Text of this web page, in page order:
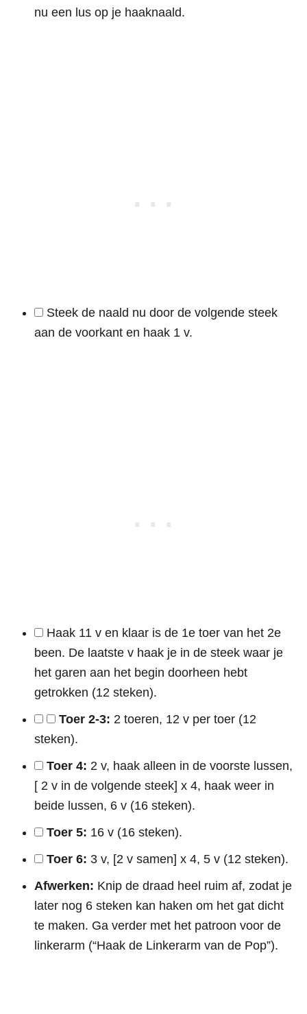
nu een lus op je haaknaald.
Steek de naald nu door de volgende steek
aan de voorkant en haak 1 v.
Haak 11 v en klaar is de 1e toer van het 2e
been. De laatste v haak je in de steek waar je
het garen aan het begin doorheen hebt
getrokken (12 steken).
Toer 2-3: 2 toeren, 12 v per toer (12
steken).
Toer 4: 2 v, haak alleen in de voorste lussen,
[ 2 v in de volgende steek] x 4, haak weer in
beide lussen, 6 v (16 steken).
Toer 5: 16 v (16 steken).
Toer 6: 3 v, [2 v samen] x 4, 5 v (12 steken).
Afwerken: Knip de draad heel ruim af, zodat je
later nog 6 steken kan haken om het gat dicht
te maken. Ga verder met het patroon voor de
linkerarm (“Haak de Linkerarm van de Pop”).